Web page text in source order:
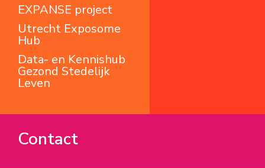
EXPANSE project
Utrecht Exposome
Hub
Data- en Kennishub
Gezond Stedelijk
Leven
Contact